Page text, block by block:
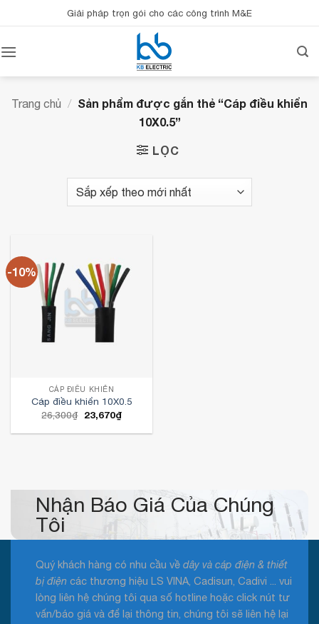
qua
dung
Giải pháp trọn gói cho các công trình M&E
Trang chủ / Sản phẩm được gắn thẻ “Cáp điều khiển
10X0.5”
LỌC
-10%
CÁP ĐIỀU KHIỂN
Cáp điều khiển 10X0.5
26,300₫ Giá
gốc
là:
23,670₫Giá
hiện
tại
Nhận Báo Giá Của Chúng
Tôi
Quý khách hàng có nhu cầu về dây và cáp điện & thiết
bị điện các thương hiệu LS VINA, Cadisun, Cadivi ... vui
lòng liên hệ chúng tôi qua số hotline hoặc click nút tư
vấn/báo giá và để lại thông tin, chúng tôi sẽ liên hệ lại